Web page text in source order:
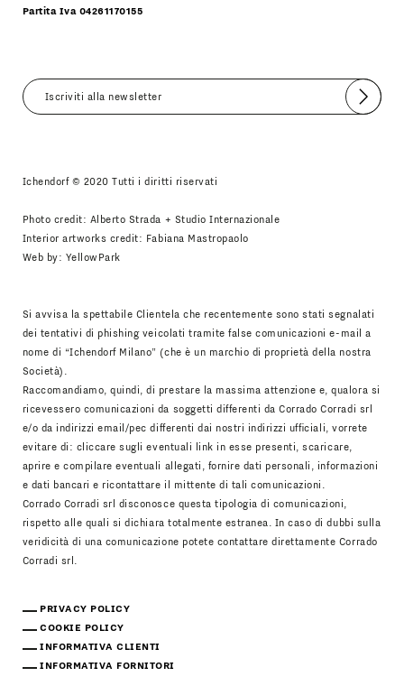
Partita Iva 04261170155
Invia
Ichendorf © 2020 Tutti i diritti riservati
Photo credit: Alberto Strada + Studio Internazionale
Interior artworks credit: Fabiana Mastropaolo
Web by: YellowPark
Si avvisa la spettabile Clientela che recentemente sono stati segnalati
dei tentativi di phishing veicolati tramite false comunicazioni e-mail a
nome di “Ichendorf Milano” (che è un marchio di proprietà della nostra
Società).
Raccomandiamo, quindi, di prestare la massima attenzione e, qualora si
ricevessero comunicazioni da soggetti differenti da Corrado Corradi srl
e/o da indirizzi email/pec differenti dai nostri indirizzi ufficiali, vorrete
evitare di: cliccare sugli eventuali link in esse presenti, scaricare,
aprire e compilare eventuali allegati, fornire dati personali, informazioni
e dati bancari e ricontattare il mittente di tali comunicazioni.
Corrado Corradi srl disconosce questa tipologia di comunicazioni,
rispetto alle quali si dichiara totalmente estranea. In caso di dubbi sulla
veridicità di una comunicazione potete contattare direttamente Corrado
Corradi srl.
PRIVACY POLICY
COOKIE POLICY
INFORMATIVA CLIENTI
INFORMATIVA FORNITORI